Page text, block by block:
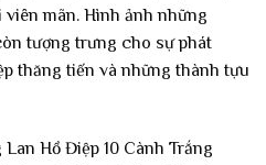
mãn. Hình ảnh những
tượng trưng cho sự phát
thăng tiến và những thành tựu
Hồ Điệp 10 Cành Trắng